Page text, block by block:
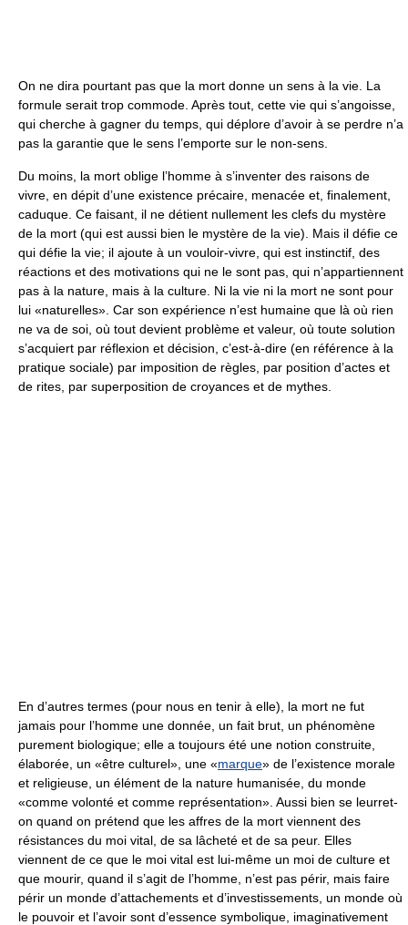
On ne dira pourtant pas que la mort donne un sens à la vie. La
formule serait trop commode. Après tout, cette vie qui s’angoisse,
qui cherche à gagner du temps, qui déplore d’avoir à se perdre n’a
pas la garantie que le sens l’emporte sur le non-sens.
Du moins, la mort oblige l’homme à s’inventer des raisons de
vivre, en dépit d’une existence précaire, menacée et, finalement,
caduque. Ce faisant, il ne détient nullement les clefs du mystère
de la mort (qui est aussi bien le mystère de la vie). Mais il défie ce
qui défie la vie; il ajoute à un vouloir-vivre, qui est instinctif, des
réactions et des motivations qui ne le sont pas, qui n’appartiennent
pas à la nature, mais à la culture. Ni la vie ni la mort ne sont pour
lui «naturelles». Car son expérience n’est humaine que là où rien
ne va de soi, où tout devient problème et valeur, où toute solution
s’acquiert par réflexion et décision, c’est-à-dire (en référence à la
pratique sociale) par imposition de règles, par position d’actes et
de rites, par superposition de croyances et de mythes.
En d’autres termes (pour nous en tenir à elle), la mort ne fut
jamais pour l’homme une donnée, un fait brut, un phénomène
purement biologique; elle a toujours été une notion construite,
élaborée, un «être culturel», une «marque» de l’existence morale
et religieuse, un élément de la nature humanisée, du monde
«comme volonté et comme représentation». Aussi bien se leurret-
on quand on prétend que les affres de la mort viennent des
résistances du moi vital, de sa lâcheté et de sa peur. Elles
viennent de ce que le moi vital est lui-même un moi de culture et
que mourir, quand il s’agit de l’homme, n’est pas périr, mais faire
périr un monde d’attachements et d’investissements, un monde où
le pouvoir et l’avoir sont d’essence symbolique, imaginativement